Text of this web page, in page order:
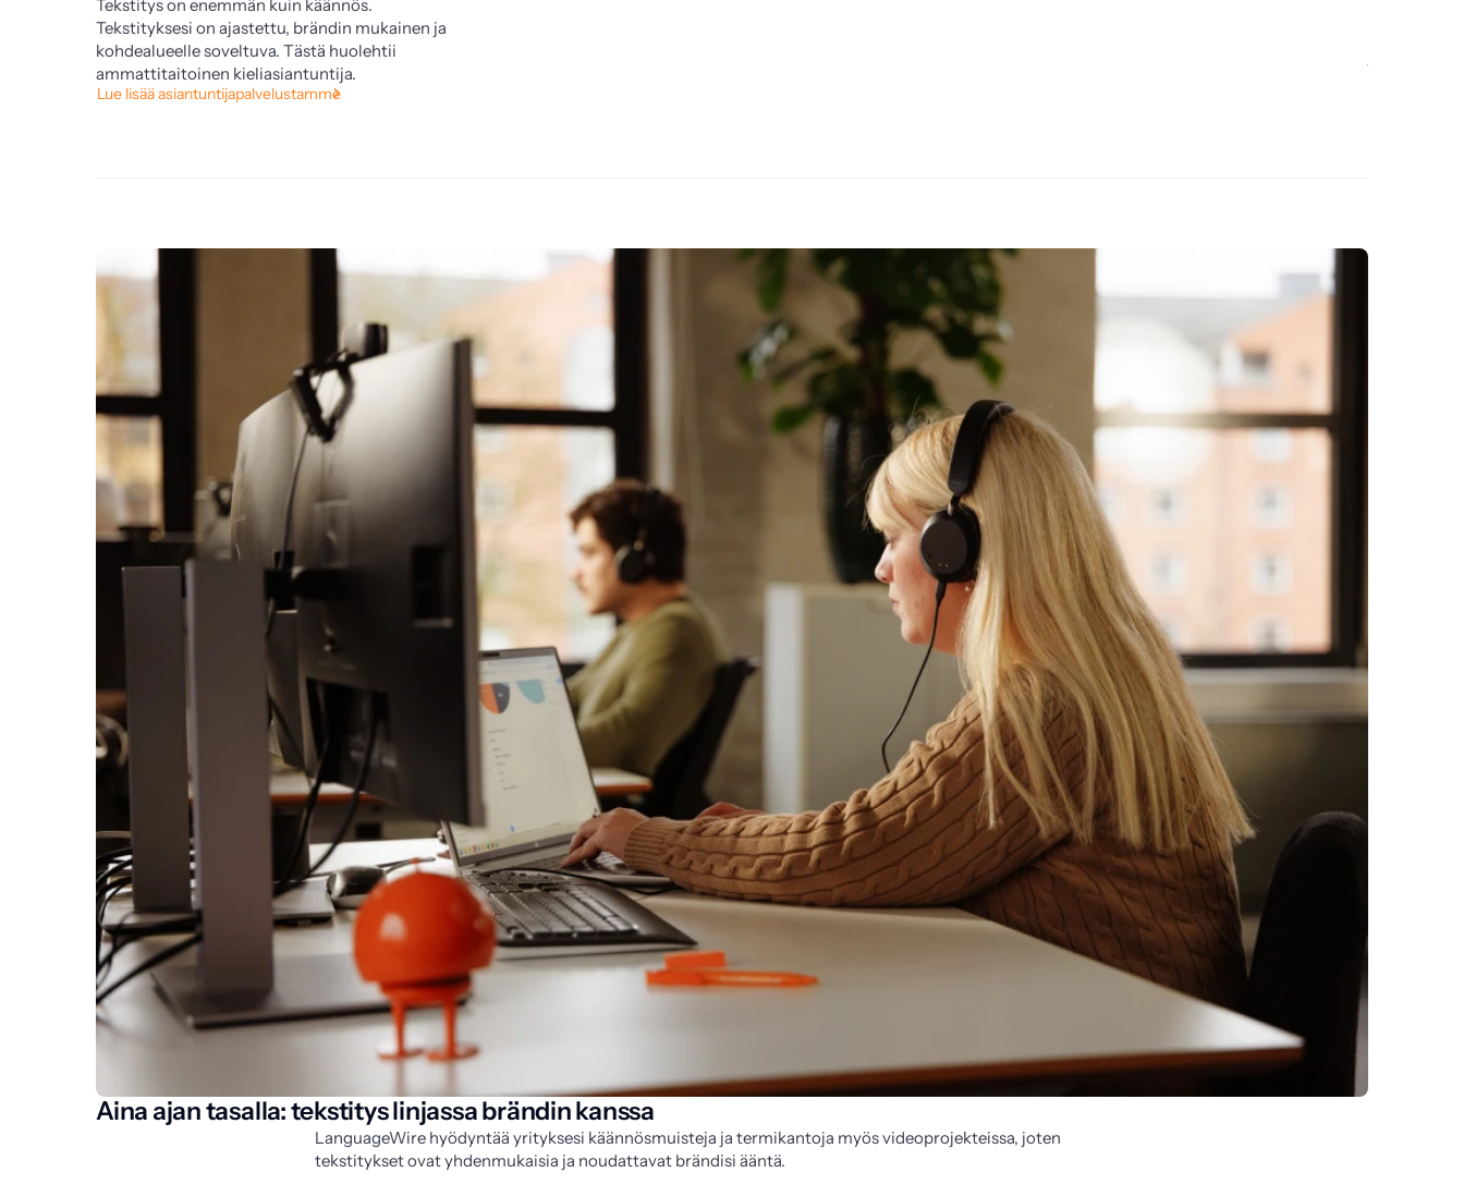
Tekstitys on enemmän kuin käännös.
Tekstityksesi on ajastettu, brändin mukainen ja
kohdealueelle soveltuva. Tästä huolehtii
ammattitaitoinen kieliasiantuntija.
Lue lisää asiantuntijapalvelustamme
Aina ajan tasalla: tekstitys linjassa brändin kanssa
LanguageWire hyödyntää yrityksesi käännösmuisteja ja termikantoja myös videoprojekteissa, joten
tekstitykset ovat yhdenmukaisia ja noudattavat brändisi ääntä.